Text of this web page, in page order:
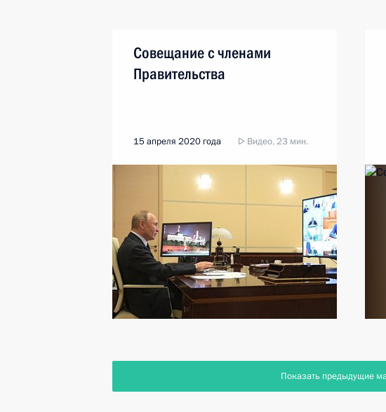
Совещание с членами
Правительства
15 апреля 2020 года Видео, 23 мин.
Показать предыдущие